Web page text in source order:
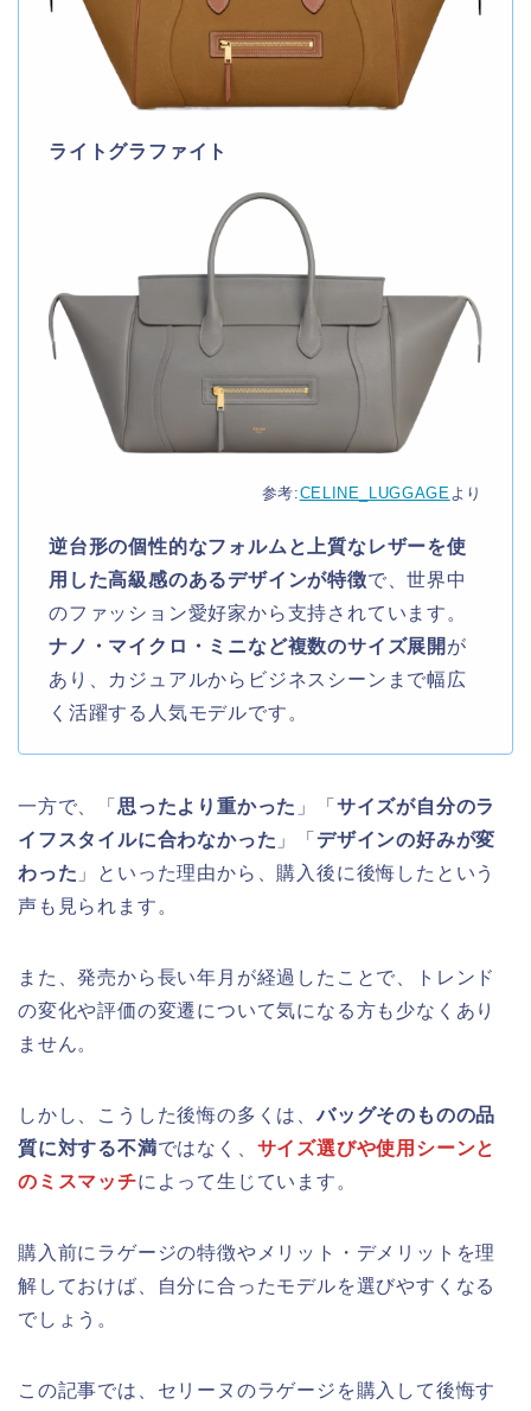
ライトグラファイト
参考:CELINE_LUGGAGE より
逆台形の個性的なフォルムと上質なレザーを使
用した高級感のあるデザインが特徴で、世界中
のファッション愛好家から支持されています。
ナノ・マイクロ・ミニなど複数のサイズ展開 が
あり、カジュアルからビジネスシーンまで幅広
く活躍する人気モデルです。
一方で、「 思ったより重かった 」「 サイズが自分のラ
イフスタイルに合わなかった 」「 デザインの好みが変
わった 」といった理由から、購入後に後悔したという
声も見られます。
また、発売から長い年月が経過したことで、トレンド
の変化や評価の変遷について気になる方も少なくあり
ません。
しかし、こうした後悔の多くは、バッグそのものの品
質に対する不満ではなく、 サイズ選びや使用シーンと
のミスマッチによって生じています。
購入前にラゲージの特徴やメリット・デメリットを理
解しておけば、自分に合ったモデルを選びやすくなる
でしょう。
この記事では、セリーヌのラゲージを購入して後悔す